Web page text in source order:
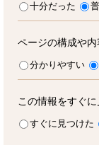
十分だった
ページの構成や
分かりやすい
この情報をすぐ
すぐに見つけた